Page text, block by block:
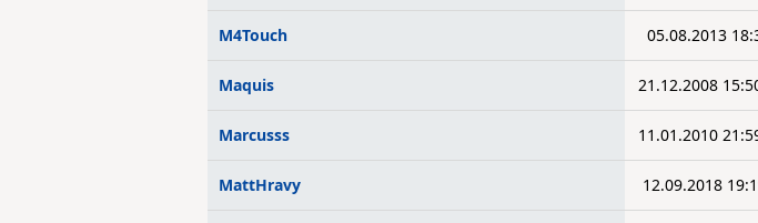
M4Touch 05.08.2013
Maquis 21.12.2008
Marcusss 11.01.2010
MattHravy 12.09.2018